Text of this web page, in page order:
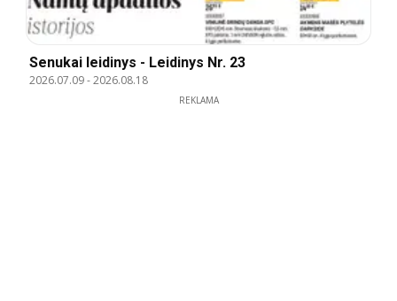
Senukai leidinys - Leidinys Nr. 23
2026.07.09-2026.08.18
REKLAMA